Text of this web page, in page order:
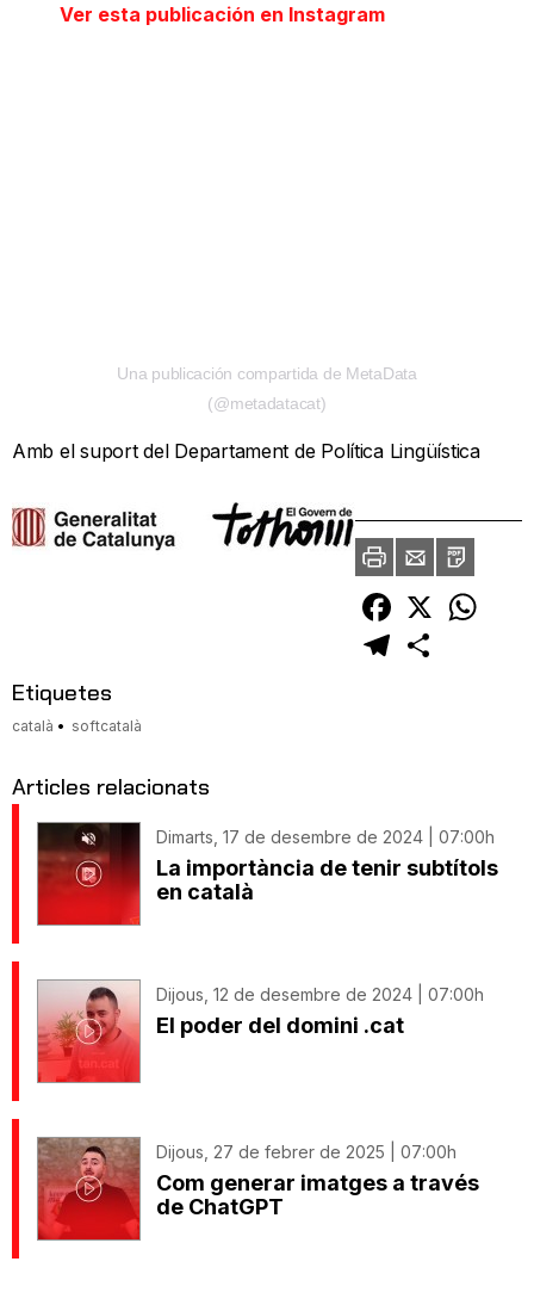
Ver esta publicación en Instagram
Una publicación compartida de MetaData
(@metadatacat)
Amb el suport del Departament de Política Lingüística
ImprimirEnvia
un
amic
PDF
Facebook
X
Telegram
Etiquetes
català softcatalà
Articles relacionats
Dimarts, 17 de desembre de 2024 | 07:00h
La importància de tenir subtítols
en català
Dijous, 12 de desembre de 2024 | 07:00h
El poder del domini .cat
Dijous, 27 de febrer de 2025 | 07:00h
Com generar imatges a través
de ChatGPT